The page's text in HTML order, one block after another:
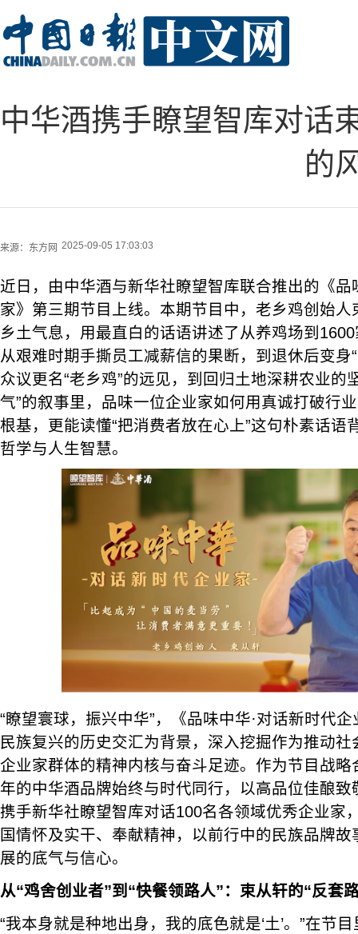
中华酒携手瞭望智库对话
的
来源： 东方网 2025-09-05 17:03:03
近日，由中华酒与新华社瞭望智库联合推出的《品
家》第三期节目上线。本期节目中，老乡鸡创始
乡土气息，用最直白的话语讲述了从养鸡场到
从艰难时期手撕员工减薪信的果断，到退休后变身
众议更名“老乡鸡”的远见，到回归土地深耕农业的
气”的叙事里，品味一位企业家如何用真诚打破行
根基，更能读懂“把消费者放在心上”这句朴素话语
哲学与人生智慧。
“瞭望寰球，振兴中华”，《品味中华·对话新时代
民族复兴的历史交汇为背景，深入挖掘作为推动
企业家群体的精神内核与奋斗足迹。作为节目战
年的中华酒品牌始终与时代同行，以高品位佳酿
携手新华社瞭望智库对话100名各领域优秀企业家
国情怀及实干、奉献精神，以前行中的民族品牌
展的底气与信心。
从“鸡舍创业者”到“快餐领路人”：束从轩的“反套
“我本身就是种地出身，我的底色就是‘土’。”在节